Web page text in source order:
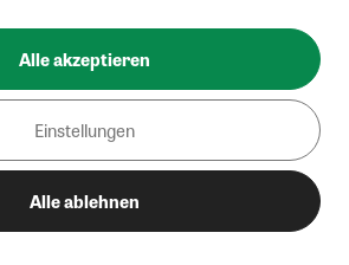
Alle akzeptieren
Einstellungen
Alle ablehnen